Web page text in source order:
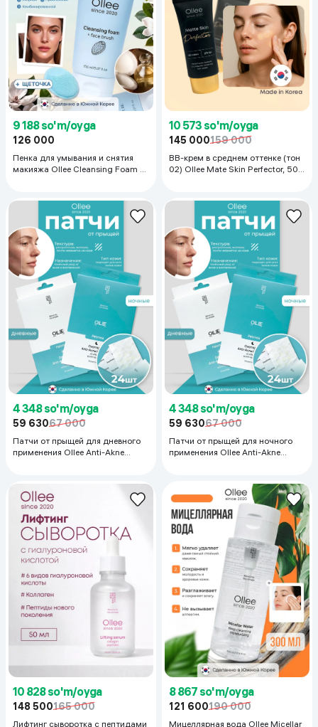
9 188 so'm/oyga
126 000
Пенка для умывания и снятия
макияжа Ollee Cleansing Foam +
10 573 so'm/oyga
145 000159 000
ВВ-крем в среднем оттенке (тон
02) Ollee Mate Skin Perfector, 50
4 348 so'm/oyga
59 63067 000
Патчи от прыщей для дневного
применения Ollee Anti-Akne
4 348 so'm/oyga
59 63067 000
Патчи от прыщей для ночного
применения Ollee Anti-Akne
10 828 so'm/oyga
148 500165 000
Лифтинг сыворотка с пептидами
8 867 so'm/oyga
121 600190 000
Мицеллярная вода Ollee Micellar